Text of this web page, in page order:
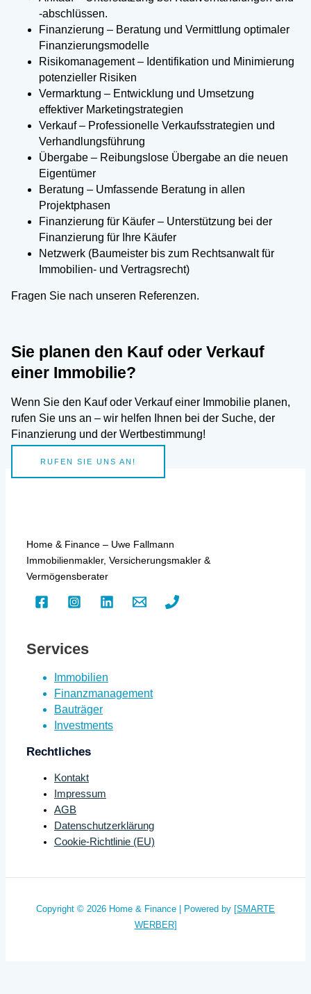
-abschlüssen.
Finanzierung – Beratung und Vermittlung optimaler
Finanzierungsmodelle
Risikomanagement – Identifikation und Minimierung
potenzieller Risiken
Vermarktung – Entwicklung und Umsetzung
effektiver Marketingstrategien
Verkauf – Professionelle Verkaufsstrategien und
Verhandlungsführung
Übergabe – Reibungslose Übergabe an die neuen
Eigentümer
Beratung – Umfassende Beratung in allen
Projektphasen
Finanzierung für Käufer – Unterstützung bei der
Finanzierung für Ihre Käufer
Netzwerk (Baumeister bis zum Rechtsanwalt für
Immobilien- und Vertragsrecht)
Fragen Sie nach unseren Referenzen.
Sie planen den Kauf oder Verkauf
einer Immobilie?
Wenn Sie den Kauf oder Verkauf einer Immobilie planen,
rufen Sie uns an – wir helfen Ihnen bei der Suche, der
Finanzierung und der Wertbestimmung!
RUFEN SIE UNS AN!
Home & Finance – Uwe Fallmann
Immobilienmakler, Versicherungsmakler &
Vermögensberater
Services
Immobilien
Finanzmanagement
Bauträger
Investments
Rechtliches
Kontakt
Impressum
AGB
Datenschutzerklärung
Cookie-Richtlinie (EU)
Copyright © 2026 Home & Finance | Powered by [SMARTE
WERBER]